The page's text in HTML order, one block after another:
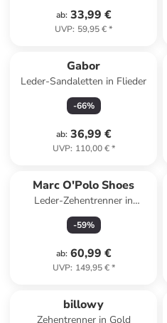
ab: 33,99 €
UVP: 59,95 €*
Gabor
Leder-Sandaletten in Flieder
-66%
ab: 36,99 €
UVP: 110,00 €*
Marc O'Polo Shoes
Leder-Zehentrenner in
Hellbraun
-59%
ab: 60,99 €
UVP: 149,95 €*
billowy
Zehentrenner in Gold